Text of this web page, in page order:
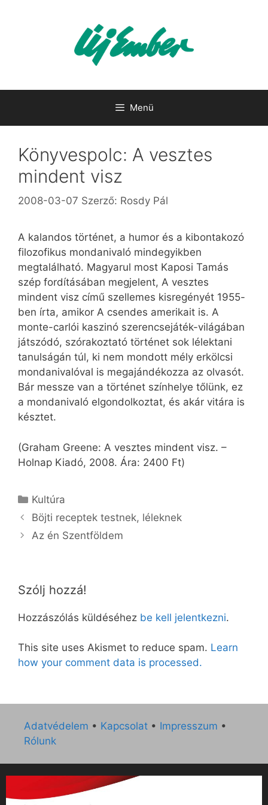
Menü
Könyvespolc: A vesztes
mindent visz
2008-03-07 Szerző: Rosdy Pál
A kalandos történet, a humor és a kibontakozó
filozofikus mondanivaló mindegyikben
megtalálható. Magyarul most Kaposi Tamás
szép fordításában megjelent, A vesztes
mindent visz című szellemes kisregényét 1955-
ben írta, amikor A csendes amerikait is. A
monte-carlói kaszinó szerencsejáték-világában
játszódó, szórakoztató történet sok lélektani
tanulságán túl, ki nem mondott mély erkölcsi
mondanivalóval is megajándékozza az olvasót.
Bár messze van a történet színhelye tőlünk, ez
a mondanivaló elgondolkoztat, és akár vitára is
késztet.
(Graham Greene: A vesztes mindent visz. –
Holnap Kiadó, 2008. Ára: 2400 Ft)
Kategória
Kultúra
Böjti receptek testnek, léleknek
Az én Szentföldem
Szólj hozzá!
Hozzászólás küldéséhez be kell jelentkezni.
This site uses Akismet to reduce spam. Learn
how your comment data is processed.
Adatvédelem • Kapcsolat • Impresszum •
Rólunk